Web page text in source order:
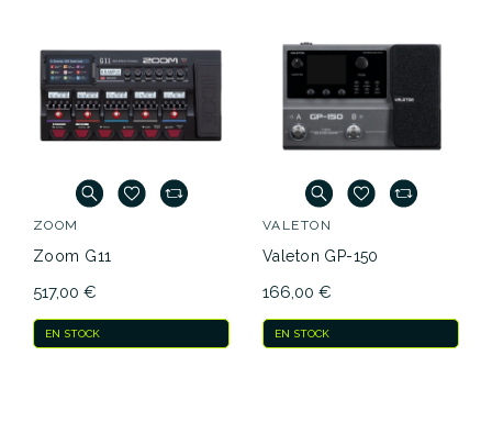
ZOOM
Zoom G11
517,00 €
EN STOCK
VALETON
Valeton GP-150
166,00 €
EN STOCK